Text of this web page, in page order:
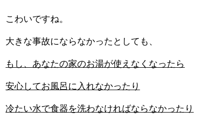
こわいですね。
大きな事故にならなかったとしても、
もし、あなたの家のお湯が使えなくなったら
安心してお風呂に入れなかったり
冷たい水で食器を洗わなければならなかったり